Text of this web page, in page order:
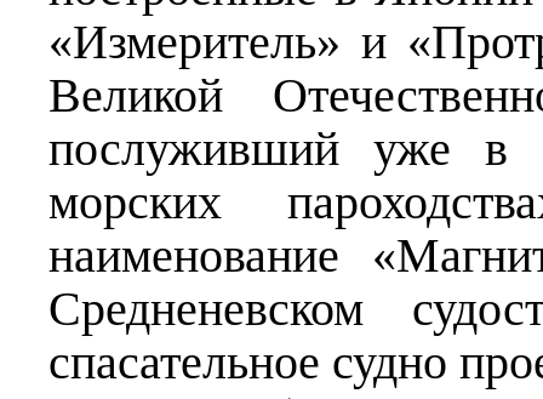
«Измеритель» и
Великой
послуживший уже в
морских
наименование
Средненевском
спасательное судно